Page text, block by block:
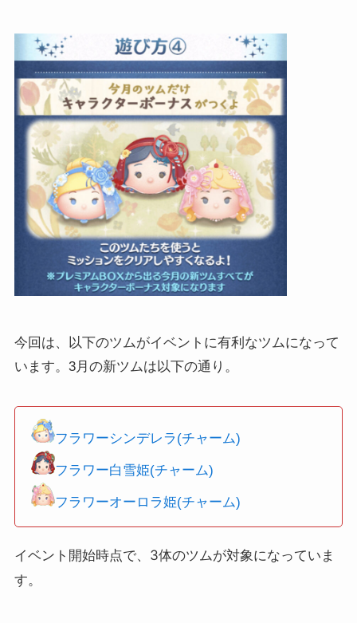
今回は、以下のツムがイベントに有利なツムになって
います。3月の新ツムは以下の通り。
フラワーシンデレラ(チャーム)
フラワー白雪姫(チャーム)
フラワーオーロラ姫(チャーム)
イベント開始時点で、3体のツムが対象になっていま
す。